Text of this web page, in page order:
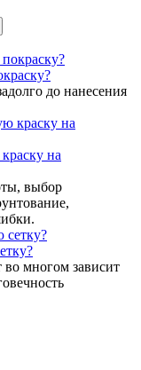
до нанесения
на
выбор
во многом зависит